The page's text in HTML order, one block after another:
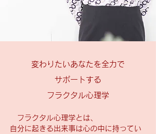
変わりたいあなたを全力で
サポートする
フラクタル心理学
フラクタル心理学とは、
自分に起きる出来事は心の中に持ってい